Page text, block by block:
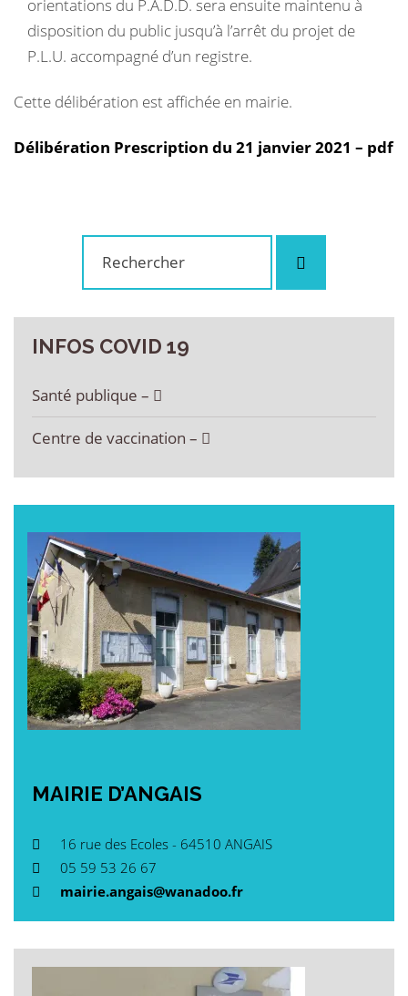
orientations du P.A.D.D. sera ensuite maintenu à
disposition du public jusqu’à l’arrêt du projet de
P.L.U. accompagné d’un registre.
Cette délibération est affichée en mairie.
Délibération Prescription du 21 janvier 2021 – pdf
INFOS COVID 19
Santé publique –
Centre de vaccination –
MAIRIE D’ANGAIS
16 rue des Ecoles - 64510 ANGAIS
05 59 53 26 67
mairie.angais@wanadoo.fr